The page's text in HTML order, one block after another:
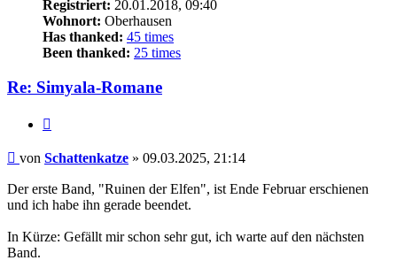
Registriert: 20.01.2018, 09:40
Wohnort: Oberhausen
Has thanked: 45 times
Been thanked: 25 times
Re: Simyala-Romane
Beitrag
von Schattenkatze » 09.03.2025, 21:14
Der erste Band, "Ruinen der Elfen", ist Ende Februar erschienen
und ich habe ihn gerade beendet.
In Kürze: Gefällt mir schon sehr gut, ich warte auf den nächsten
Band.